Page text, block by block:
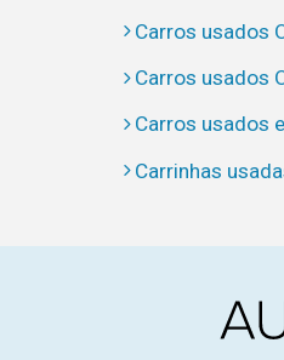
Carros usados
Carros usados
Carros usados
Carrinhas